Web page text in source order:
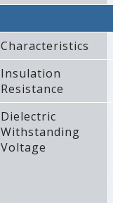
Characteristics
Insulation
Resistance
Dielectric
Withstanding
Voltage